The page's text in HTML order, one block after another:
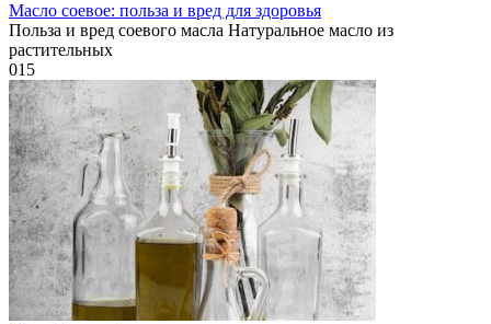
Масло соевое: польза и вред для здоровья
Польза и вред соевого масла Натуральное масло из
растительных
015